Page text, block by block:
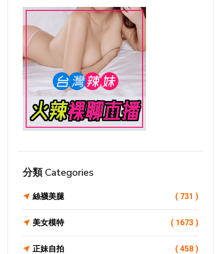
分類 Categories
絲襪美腿 ( 731 )
美女模特 ( 1673 )
正妹自拍 ( 458 )